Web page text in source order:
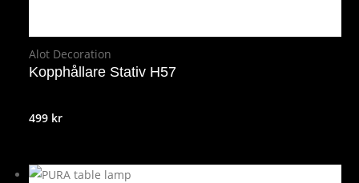
Alot Decoration
Kopphållare Stativ H57
499 kr